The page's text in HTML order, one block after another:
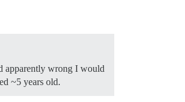
apparently wrong I would
~5 years old.